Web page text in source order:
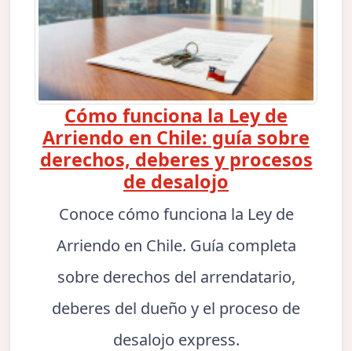
Cómo funciona la Ley de
Arriendo en Chile: guía sobre
derechos, deberes y procesos
de desalojo
Conoce cómo funciona la Ley de
Arriendo en Chile. Guía completa
sobre derechos del arrendatario,
deberes del dueño y el proceso de
desalojo express.